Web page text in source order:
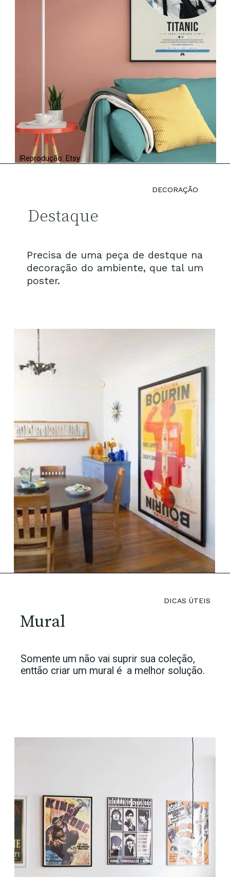
IReprodução: Etsy
Precisa de uma peça de destque na
decoração do ambiente, que tal um
poster.
Destaque
DECORAÇÃO
Somente um não vai suprir sua coleção,
enttão criar um mural é a melhor solução.
Mural
DICAS ÙTEIS